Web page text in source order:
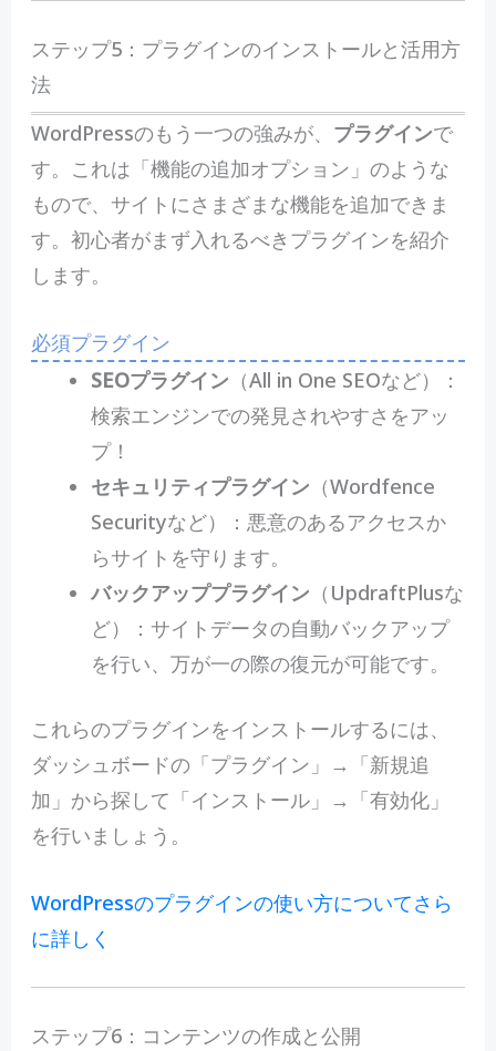
ステップ5：プラグインのインストールと活用方
法
WordPressのもう一つの強みが、 プラグインで
す。これは「機能の追加オプション」のような
もので、サイトにさまざまな機能を追加できま
す。初心者がまず入れるべきプラグインを紹介
します。
必須プラグイン
SEOプラグイン （All in One SEOなど）：
検索エンジンでの発見されやすさをアッ
プ！
セキュリティプラグイン （Wordfence
Securityなど）：悪意のあるアクセスか
らサイトを守ります。
バックアッププラグイン （UpdraftPlusな
ど）：サイトデータの自動バックアップ
を行い、万が一の際の復元が可能です。
これらのプラグインをインストールするには、
ダッシュボードの「プラグイン」→「新規追
加」から探して「インストール」→「有効化」
を行いましょう。
WordPressのプラグインの使い方についてさら
に詳しく
ステップ6：コンテンツの作成と公開